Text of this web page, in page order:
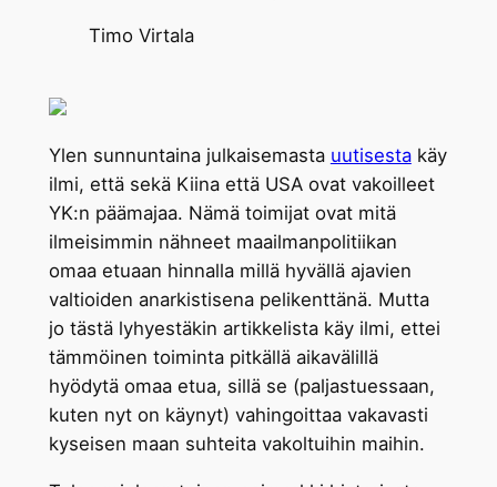
Timo Virtala
Ylen sunnuntaina julkaisemasta uutisestakäy
ilmi, että sekä Kiina että USA ovat vakoilleet
YK:n päämajaa. Nämä toimijat ovat mitä
ilmeisimmin nähneet maailmanpolitiikan
omaa etuaan hinnalla millä hyvällä ajavien
valtioiden anarkistisena pelikenttänä. Mutta
jo tästä lyhyestäkin artikkelista käy ilmi, ettei
tämmöinen toiminta pitkällä aikavälillä
hyödytä omaa etua, sillä se (paljastuessaan,
kuten nyt on käynyt) vahingoittaa vakavasti
kyseisen maan suhteita vakoltuihin maihin.